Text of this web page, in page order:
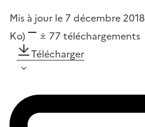
Mis à jour le 7 décembre 2018
Ko)
77 téléchargements
Télécharger